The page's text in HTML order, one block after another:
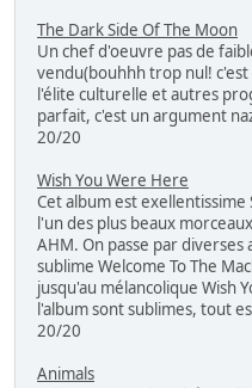
The Dark Side Of The Moon
Un chef d'oeuvre pas de
vendu(bouhhh trop nul!
l'élite culturelle et autres
parfait, c'est un argument
20/20
Wish You Were Here
Cet album est exellentissime
l'un des plus beaux
AHM. On passe par
sublime Welcome To The
jusqu'au mélancolique Wish
l'album sont sublimes, tout
20/20
Animals